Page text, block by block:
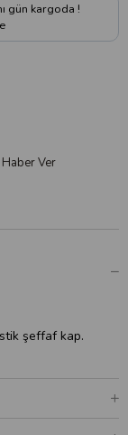
Ver
gün kargoda !
şeffaf kap.